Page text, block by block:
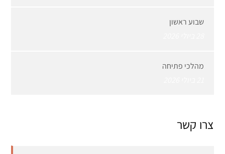
שבוע ראשון
מהלכי פתיחה
צרו קשר